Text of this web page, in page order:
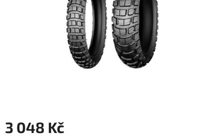
3 048 Kč